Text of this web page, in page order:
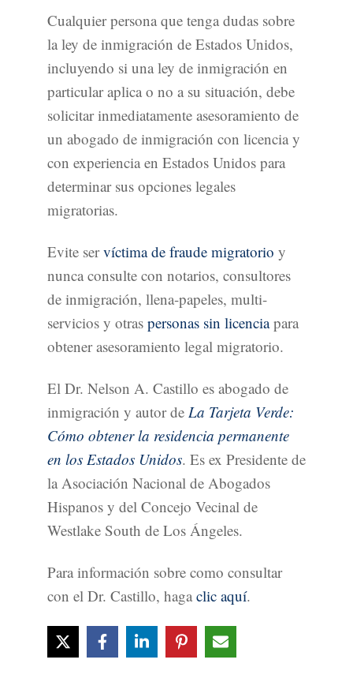
Cualquier persona que tenga dudas sobre
la ley de inmigración de Estados Unidos,
incluyendo si una ley de inmigración en
particular aplica o no a su situación, debe
solicitar inmediatamente asesoramiento de
un abogado de inmigración con licencia y
con experiencia en Estados Unidos para
determinar sus opciones legales
migratorias.
Evite servíctima de fraude migratorio y
nunca consulte con notarios, consultores
de inmigración, llena-papeles, multi-
servicios y otras personas sin licenciapara
obtener asesoramiento legal migratorio.
El Dr. Nelson A. Castillo es abogado de
inmigración y autor de La Tarjeta Verde:
Cómo obtener la residencia permanente
en los Estados Unidos. Es ex Presidente de
la Asociación Nacional de Abogados
Hispanos y del Concejo Vecinal de
Westlake South de Los Ángeles.
Para información sobre como consultar
con el Dr. Castillo, haga clic aquí.